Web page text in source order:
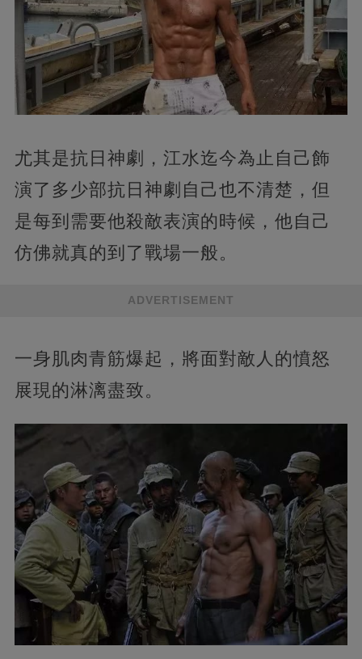
尤其是抗日神劇，江水迄今為止自己飾
演了多少部抗日神劇自己也不清楚，但
是每到需要他殺敵表演的時候，他自己
仿佛就真的到了戰場一般。
ADVERTISEMENT
一身肌肉青筋爆起，將面對敵人的憤怒
展現的淋漓盡致。